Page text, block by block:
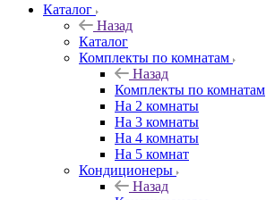
Каталог
Назад
Каталог
Комплекты по комнатам
Назад
Комплекты по комнатам
На 2 комнаты
На 3 комнаты
На 4 комнаты
На 5 комнат
Кондиционеры
Назад